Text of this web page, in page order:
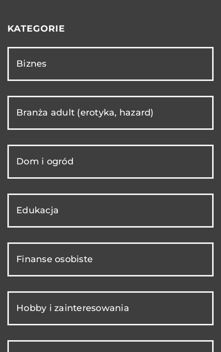
KATEGORIE
Biznes
Branża adult (erotyka, hazard)
Dom i ogród
Edukacja
Finanse osobiste
Hobby i zainteresowania